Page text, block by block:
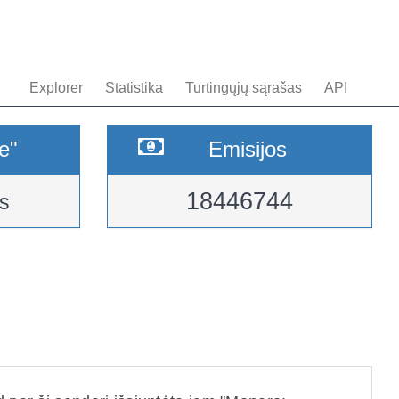
Explorer Statistika Turtingųjų sąrašas API
Emisijos
18446744